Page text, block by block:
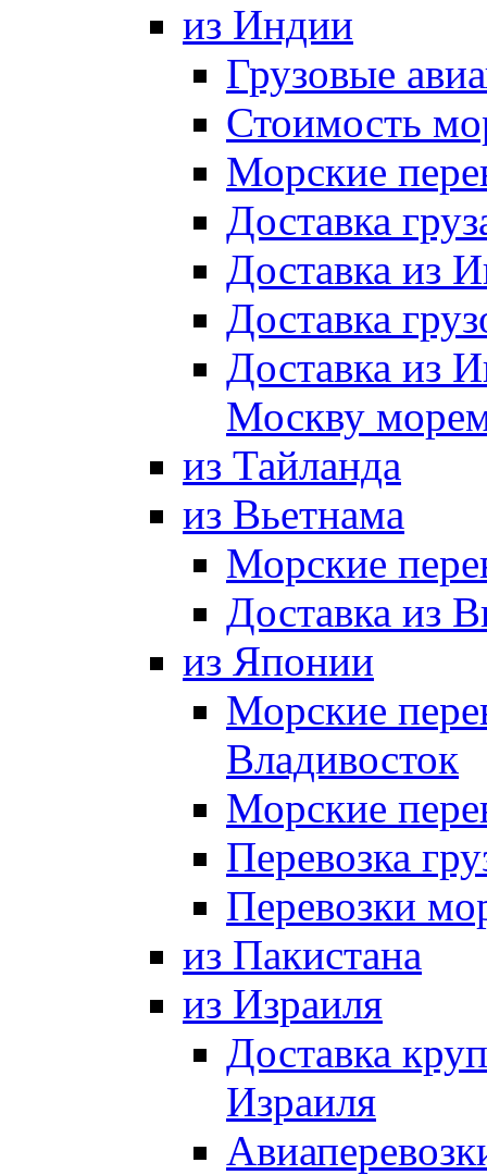
из Индии
Грузовые
Стоимость
Морские
Доставка
Доставка из
Доставка
Доставка из
Москву
из Тайланда
из Вьетнама
Морские
Доставка из
из Японии
Морские
Владивосток
Морские
Перевозка
Перевозки
из Пакистана
из Израиля
Доставка
Израиля